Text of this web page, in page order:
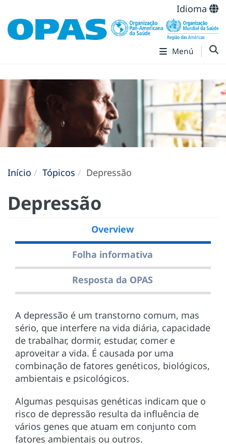
Idioma
Menú
Início Tópicos Depressão
Depressão
Overview
Folha informativa
Resposta da OPAS
A depressão é um transtorno comum, mas
sério, que interfere na vida diária, capacidade
de trabalhar, dormir, estudar, comer e
aproveitar a vida. É causada por uma
combinação de fatores genéticos, biológicos,
ambientais e psicológicos.
Algumas pesquisas genéticas indicam que o
risco de depressão resulta da influência de
vários genes que atuam em conjunto com
fatores ambientais ou outros.